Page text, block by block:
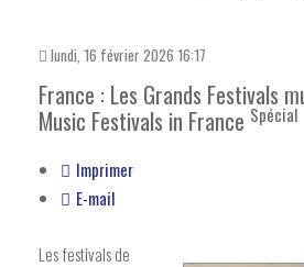
lundi, 16 février 2026 16:17
France : Les Grands Festivals
Music Festivals in France Spécial
Imprimer
E-mail
Les festivals de